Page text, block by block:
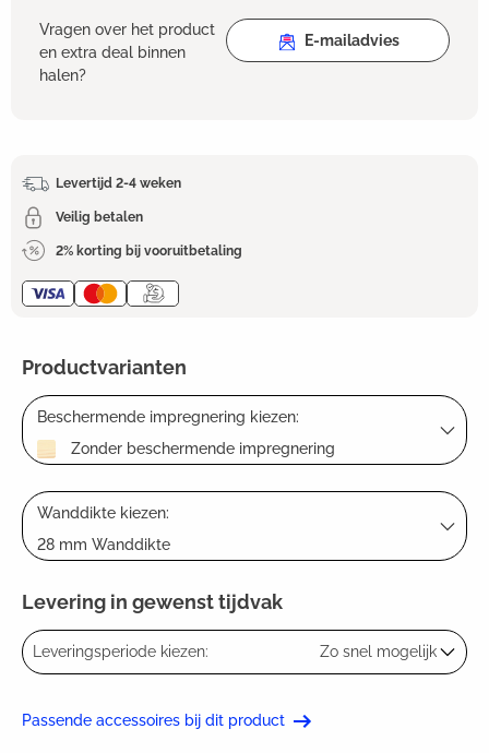
Vragen over het product
en extra deal binnen
halen?
E-mailadvies
Levertijd 2-4 weken
Veilig betalen
2% korting bij vooruitbetaling
Productvarianten
Beschermende impregnering kiezen:
Zonder beschermende impregnering
Wanddikte kiezen:
28 mm Wanddikte
Levering in gewenst tijdvak
Leveringsperiode kiezen: Zo snel mogelijk
Passende accessoires bij dit product